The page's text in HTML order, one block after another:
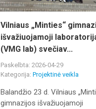
Vilniaus „Minties“
išvažiuojamoji
(VMG lab) svečiav...
Paskelbta: 2026-04-29
Kategorija:Projektinė veikla
Balandžio 23 d. Vilniaus
gimnazijos išvažiuojamoji